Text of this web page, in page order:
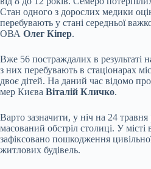
Стан одного з дорослих медики
перебувають у стані середньої
ОВА Олег Кіпер.
Вже 56 постраждалих в результаті
з них перебувають в стаціонарах
двоє дітей. На даний час відомо
мер Києва Віталій Кличко.
Варто зазначити, у ніч на 24 травня
масований обстріл столиці. У
зафіксовано пошкодження
житлових будівель.